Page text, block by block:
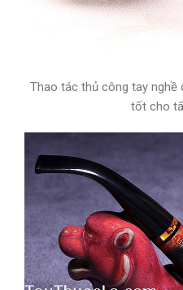
Thao tác thủ công tay nghề
tốt cho